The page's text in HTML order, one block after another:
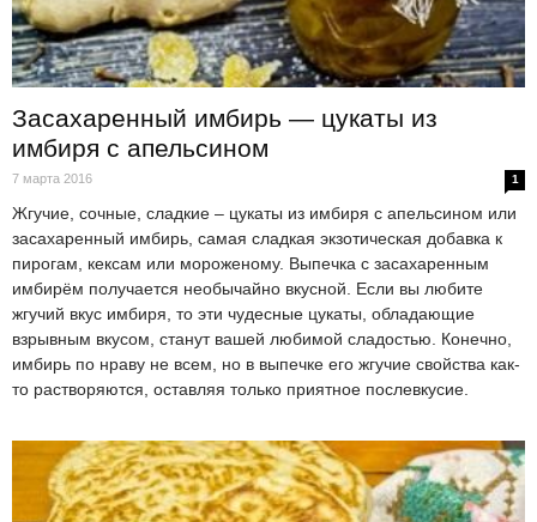
Засахаренный имбирь — цукаты из
имбиря с апельсином
7 марта 2016 1
Жгучие, сочные, сладкие – цукаты из имбиря с апельсином или
засахаренный имбирь, самая сладкая экзотическая добавка к
пирогам, кексам или мороженому. Выпечка с засахаренным
имбирём получается необычайно вкусной. Если вы любите
жгучий вкус имбиря, то эти чудесные цукаты, обладающие
взрывным вкусом, станут вашей любимой сладостью. Конечно,
имбирь по нраву не всем, но в выпечке его жгучие свойства как-
то растворяются, оставляя только приятное послевкусие.